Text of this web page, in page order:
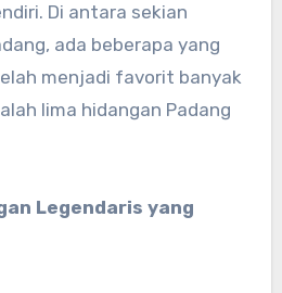
Di antara sekian
ada beberapa yang
menjadi favorit banyak
lima hidangan Padang
Legendaris yang